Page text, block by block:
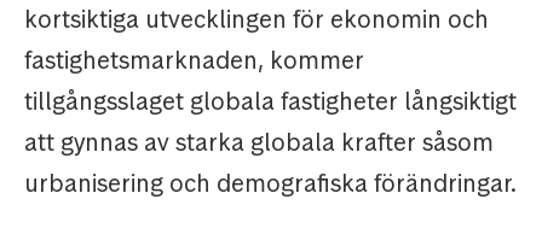
kortsiktiga utvecklingen för ekonomin och
fastighetsmarknaden, kommer
tillgångsslaget globala fastigheter långsiktigt
att gynnas av starka globala krafter såsom
urbanisering och demografiska förändringar.